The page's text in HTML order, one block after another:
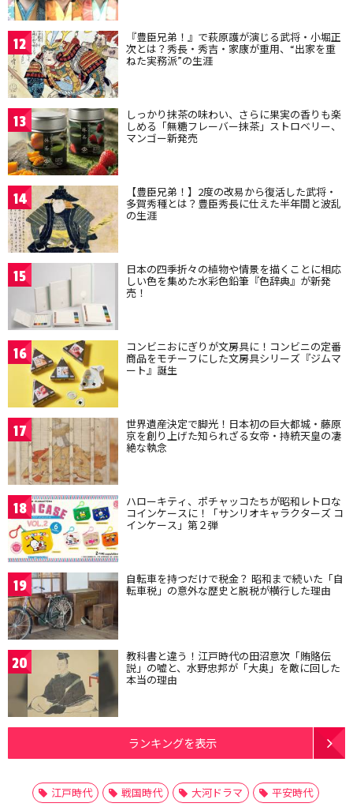
12 『豊臣兄弟！』で萩原護が演じる武将・小堀正
次とは？秀長・秀吉・家康が重用、“出家を重
ねた実務派”の生涯
13 しっかり抹茶の味わい、さらに果実の香りも楽
しめる「無糖フレーバー抹茶」ストロベリー、
マンゴー新発売
14 【豊臣兄弟！】2度の改易から復活した武将・
多賀秀種とは？豊臣秀長に仕えた半年間と波乱
の生涯
15 日本の四季折々の植物や情景を描くことに相応
しい色を集めた水彩色鉛筆『色辞典』が新発
売！
16 コンビニおにぎりが文房具に！コンビニの定番
商品をモチーフにした文房具シリーズ『ジムマ
ート』誕生
17 世界遺産決定で脚光！日本初の巨大都城・藤原
京を創り上げた知られざる女帝・持統天皇の凄
絶な執念
18 ハローキティ、ポチャッコたちが昭和レトロな
コインケースに！「サンリオキャラクターズ コ
インケース」第２弾
19 自転車を持つだけで税金？ 昭和まで続いた「自
転車税」の意外な歴史と脱税が横行した理由
20 教科書と違う！江戸時代の田沼意次「賄賂伝
説」の嘘と、水野忠邦が「大奥」を敵に回した
本当の理由
ランキングを表示
江戸時代 戦国時代 大河ドラマ
平安時代